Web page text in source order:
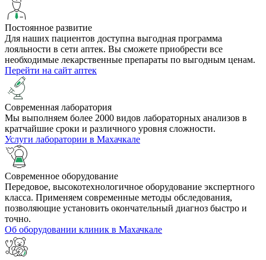
Постоянное развитие
Для наших пациентов доступна выгодная программа
лояльности в сети аптек. Вы сможете приобрести все
необходимые лекарственные препараты по выгодным ценам.
Перейти на сайт аптек
Cовременная лаборатория
Мы выполняем более 2000 видов лабораторных анализов в
кратчайшие сроки и различного уровня сложности.
Услуги лаборатории в Махачкале
Современное оборудование
Передовое, высокотехнологичное оборудование экспертного
класса. Применяем современные методы обследования,
позволяющие установить окончательный диагноз быстро и
точно.
Об оборудовании клиник в Махачкале